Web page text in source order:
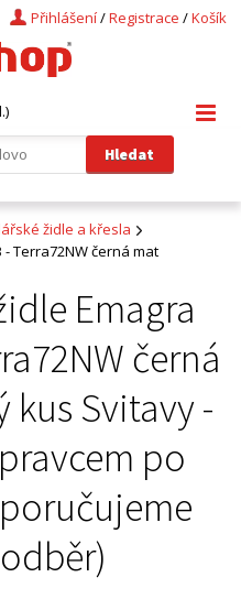
Košík
/
Registrace
/
Přihlášení
židle a křesla
- Terra72NW černá mat
Emagra
černá
kus Svitavy -
po